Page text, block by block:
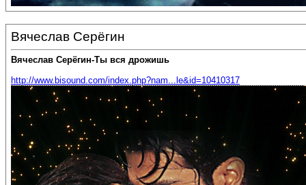
Вячеслав Серёгин
Вячеслав Серёгин-Ты вся дрожишь
http://www.bisound.com/index.php?nam...le&id=10410317